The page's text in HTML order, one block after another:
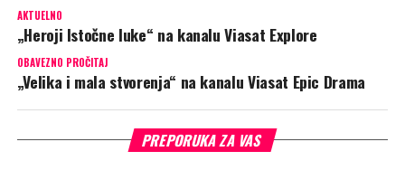
AKTUELNO
„Heroji Istočne luke“ na kanalu Viasat Explore
OBAVEZNO PROČITAJ
„Velika i mala stvorenja“ na kanalu Viasat Epic Drama
PREPORUKA ZA VAS